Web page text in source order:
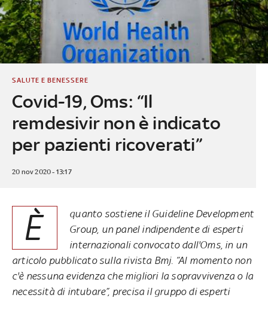
Covid-19, Oms: “Il
remdesivir non è indicato
per pazienti ricoverati”
SALUTE E BENESSERE
20 nov 2020 - 13:17
È
quanto sostiene il Guideline Development
Group, un panel indipendente di esperti
internazionali convocato dall'Oms, in un
articolo pubblicato sulla rivista Bmj. “Al momento non
c'è nessuna evidenza che migliori la sopravvivenza o la
necessità di intubare”, precisa il gruppo di esperti